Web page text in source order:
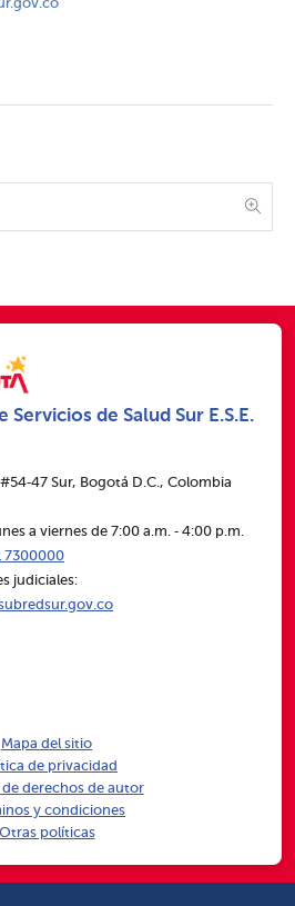
de Salud Sur E.S.E.
Sur, Bogotá D.C., Colombia
a viernes de 7:00 a.m. ‑ 4:00 p.m.
7300000
judiciales:
Mapa del sitio
de privacidad
de derechos de autor
y condiciones
Otras políticas